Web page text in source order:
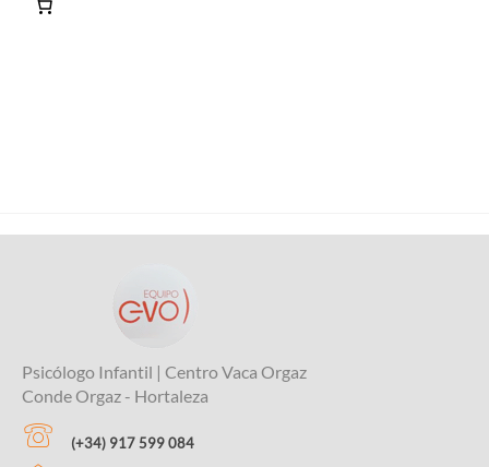
Psicólogo Infantil | Centro Vaca Orgaz
Conde Orgaz - Hortaleza
(+34) 917 599 084